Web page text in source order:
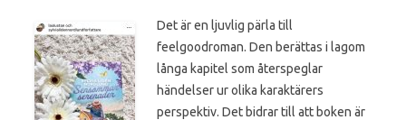
Det är en ljuvlig pärla till
feelgoodroman. Den berättas i lagom
långa kapitel som återspeglar
händelser ur olika karaktärers
perspektiv. Det bidrar till att boken är